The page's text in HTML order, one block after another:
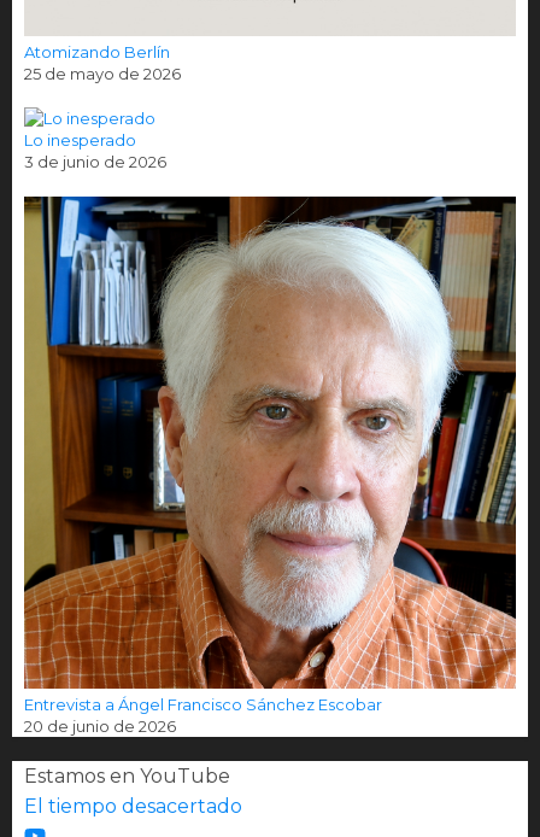
Atomizando Berlín
25 de mayo de 2026
Lo inesperado
3 de junio de 2026
Entrevista a Ángel Francisco Sánchez Escobar
20 de junio de 2026
Estamos en YouTube
El tiempo desacertado